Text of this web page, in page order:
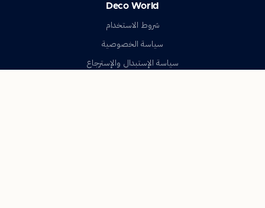
Deco World
شروط الاستخدام
سياسة الخصوصية
سياسة الإستبدال والإسترجاع